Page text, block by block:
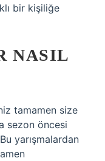
bir kişiliğe
NASIL
tamamen size
sezon öncesi
yarışmalardan